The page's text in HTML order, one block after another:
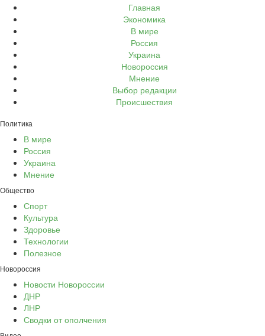
Главная
Экономика
В мире
Россия
Украина
Новороссия
Мнение
Выбор редакции
Происшествия
Политика
В мире
Россия
Украина
Мнение
Общество
Спорт
Культура
Здоровье
Технологии
Полезное
Новороссия
Новости Новороссии
ДНР
ЛНР
Сводки от ополчения